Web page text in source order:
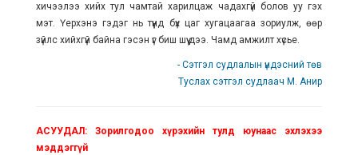
хичээлээ хийх тул чамтай харилцаж чадахгүй болов уу гэх
мэт. Үерхэнэ гэдэг нь түүнд бүх цаг хугацаагаа зориулж, өөр
зүйлс хийхгүй байна гэсэн үг биш шүү дээ. Чамд амжилт хүсье.
- Сэтгэл судлалын үндэсний төв
Туслах сэтгэл судлаач М. Анир
АСУУДАЛ: Зорилгодоо хүрэхийн тулд юунаас эхлэхээ
мэддэггүй